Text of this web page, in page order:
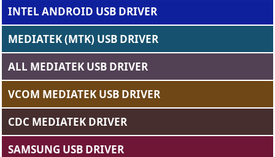
INTEL ANDROID USB DRIVER
MEDIATEK (MTK) USB DRIVER
ALL MEDIATEK USB DRIVER
VCOM MEDIATEK USB DRIVER
CDC MEDIATEK DRIVER
SAMSUNG USB DRIVER